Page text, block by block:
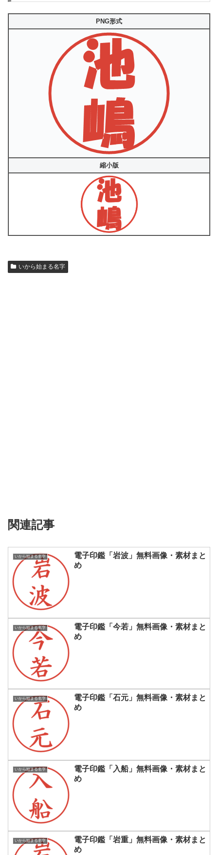
PNG形式
縮小版
いから始まる名字
関連記事
いから始まる名字
電子印鑑「岩波」無料画像・素材まと
め
いから始まる名字
電子印鑑「今若」無料画像・素材まと
め
いから始まる名字
電子印鑑「石元」無料画像・素材まと
め
いから始まる名字
電子印鑑「入船」無料画像・素材まと
め
いから始まる名字
電子印鑑「岩重」無料画像・素材まと
め